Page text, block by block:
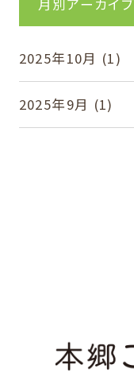
2025年10月 (1)
2025年9月 (1)